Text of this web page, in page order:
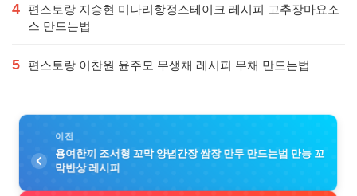
4
편스토랑 지승현 미나리항정스테이크 레시피 고추장마요소
스 만드는법
5 편스토랑 이찬원 윤주모 무생채 레시피 무채 만드는법
이전
용여한끼 조서형 꼬막 양념간장 쌈장 만두 만드는법 만능 꼬
막반상 레시피